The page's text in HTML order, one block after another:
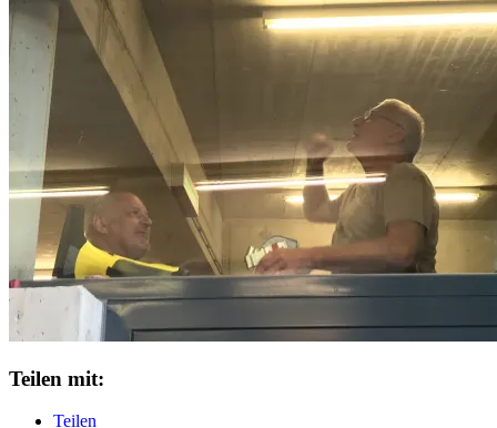
Teilen mit:
Teilen